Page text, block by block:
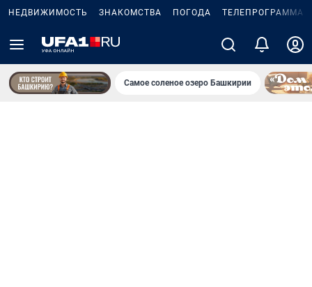
НЕДВИЖИМОСТЬ ЗНАКОМСТВА ПОГОДА ТЕЛЕПРОГРАММА
Самое соленое озеро Башкирии